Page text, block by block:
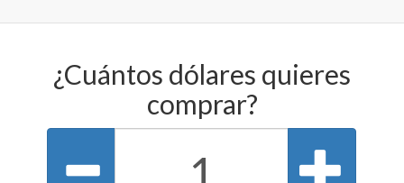
¿Cuántos dólares quieres
comprar?